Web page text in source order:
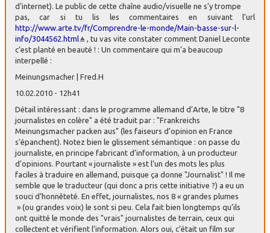
d’internet). Le public de cette chaîne audio/visuelle ne s’y trompe
pas, car si tu lis les commentaires en suivant l’url
http://www.arte.tv/fr/Comprendre-le-monde/Main-basse-sur-l-
info/3044562.html
, tu vas vite constater comment Daniel Leconte
c’est planté en beauté ! : Un commentaire qui m’a beaucoup
interpellé :
Meinungsmacher | Fred.H
10.02.2010 - 12h41
Détail intéressant : dans le programme allemand d’Arte, le titre "8
journalistes en colère" a été traduit par : "Frankreichs
Meinungsmacher packen aus" (les faiseurs d’opinion en France
s’épanchent). Notez bien le glissement sémantique : on passe du
journaliste, en principe fabricant d’information, à un producteur
d’opinions. Pourtant « journaliste » est l’un des mots les plus
faciles à traduire en allemand, puisque ça donne "Journalist" ! Il me
semble que le traducteur (qui donc a pris cette initiative ?) a eu un
souci d’honnêteté. En effet, journalistes, nos 8 « grandes plumes
» (ou grandes voix) le sont si peu. Cela fait bien longtemps qu’ils
ont quitté le monde des "vrais" journalistes de terrain, ceux qui
collectent et vérifient l’information. Alors oui, c’était un film sur